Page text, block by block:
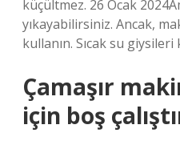
küçültmez. 26 Ocak
yıkayabilirsiniz. Ancak,
kullanın. Sıcak su
Çamaşır
için boş